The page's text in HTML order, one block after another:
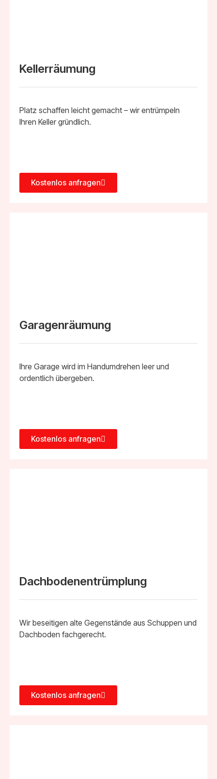
Kellerräumung
Platz schaffen leicht gemacht – wir entrümpeln
Ihren Keller gründlich.
Kostenlos anfragen
Garagenräumung
Ihre Garage wird im Handumdrehen leer und
ordentlich übergeben.
Kostenlos anfragen
Dachbodenentrümplung
Wir beseitigen alte Gegenstände aus Schuppen und
Dachboden fachgerecht.
Kostenlos anfragen